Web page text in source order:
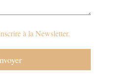
à la Newsletter.